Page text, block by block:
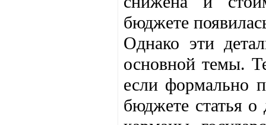
бюджете
Однако эти
основной темы.
если формально
бюджете статья о